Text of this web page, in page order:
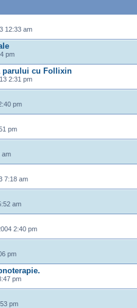
12:33 am
pm
parului cu Follixin
2:31 pm
pm
pm
am
7:18 am
am
2:40 pm
pm
pm
pm